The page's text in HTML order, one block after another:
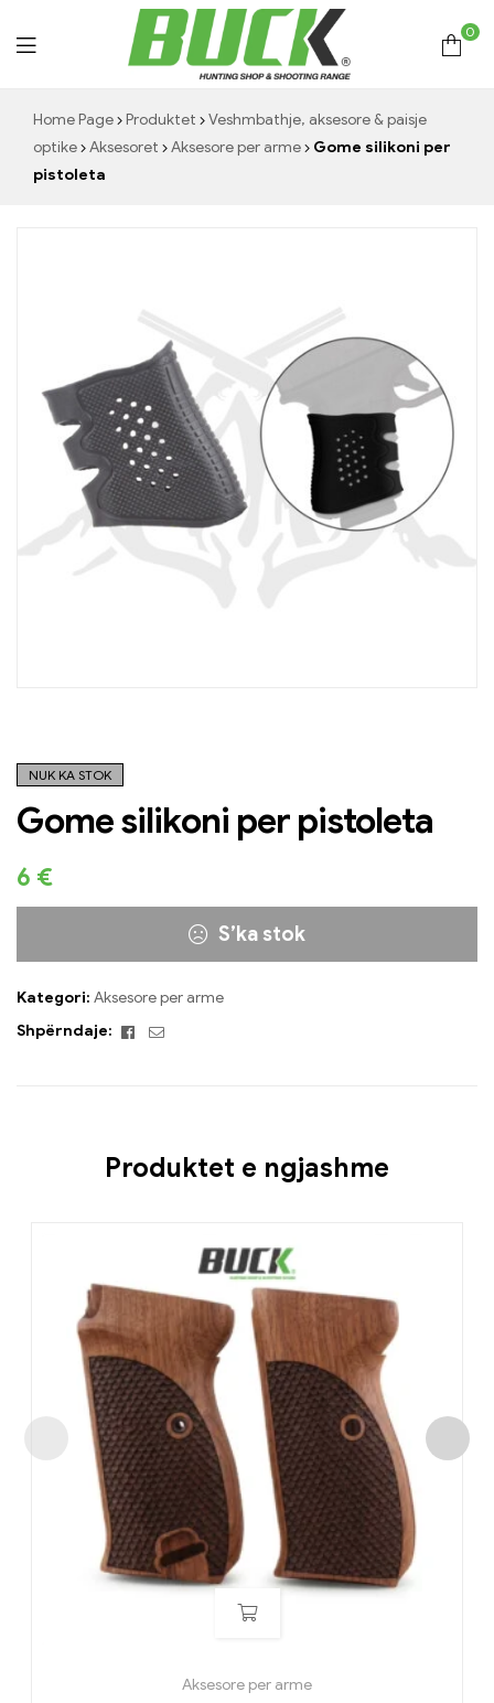
Hunting
Shop
0
Home Page Produktet
Veshmbathje, aksesore & paisje
optike
Aksesoret Aksesore per arme
Gome silikoni per
pistoleta
NUK KA STOK
Gome silikoni per pistoleta
6 €
S’ka stok
Kategori: Aksesore per arme
Shpërndaje:
Facebook
Email
Produktet e ngjashme
Aksesore per arme